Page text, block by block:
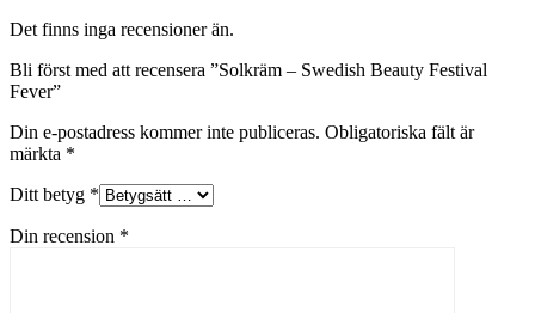
Det finns inga recensioner än.
Bli först med att recensera ”Solkräm – Swedish Beauty Festival
Fever”
Din e-postadress kommer inte publiceras. Obligatoriska fält är
märkta *
Ditt betyg *
Din recension *